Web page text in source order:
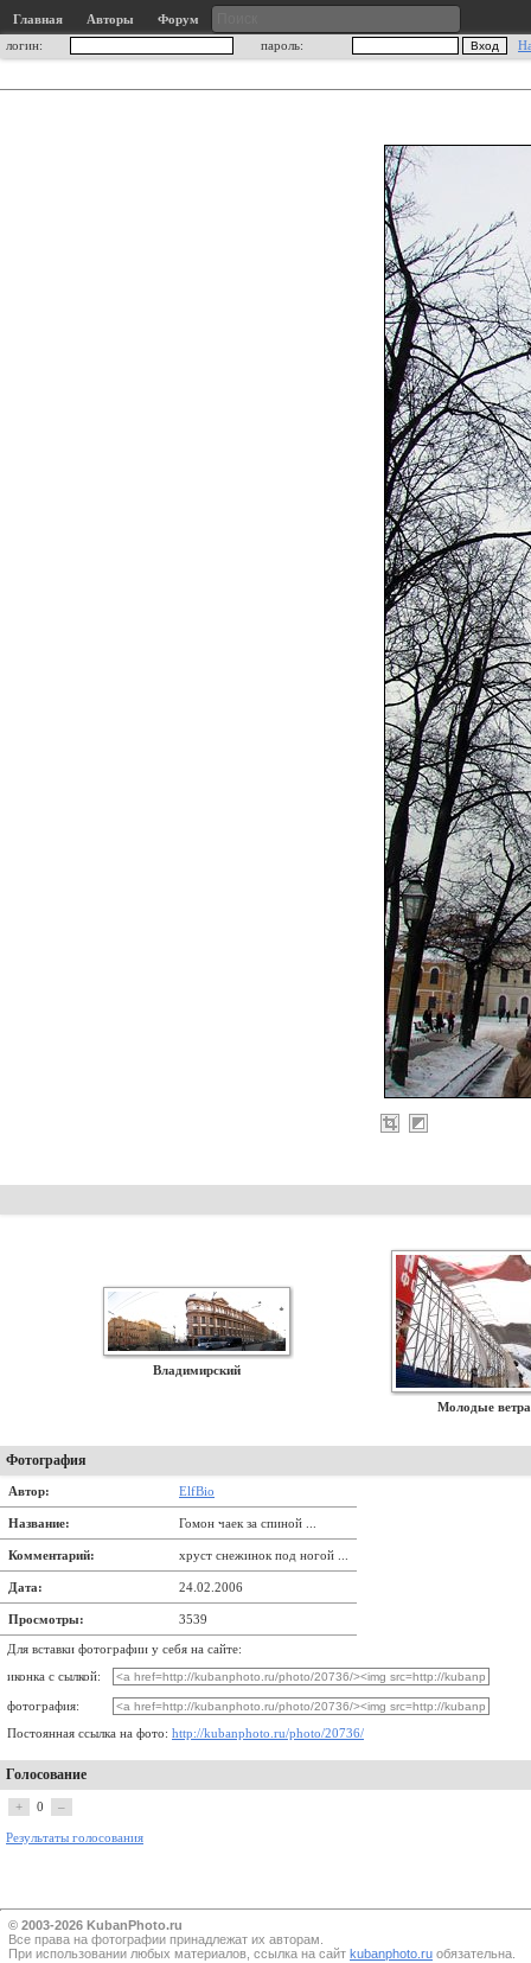
Главная Авторы
Форум
логин:
пароль:
Владимирский
Молодые ветра
Фотография
Автор: ElfBio
Название: Гомон чаек за спиной ...
Комментарий: хруст снежинок под ногой ...
Дата: 24.02.2006
Просмотры: 3539
Для вставки фотографии у себя на сайте:
иконка с сылкой:
фотография:
Постоянная ссылка на фото: http://kubanphoto.ru/photo/20736/
Голосование
+ 0 –
Результаты голосования
© 2003-2026 KubanPhoto.ru
Все прaва на фотографии принадлежат их авторам.
При использовании любых материалов, ссылка на сайт kubanphoto.ru обязательна.